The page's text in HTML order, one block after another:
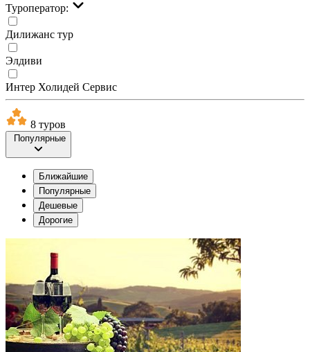
Туроператор:
Дилижанс тур
Элдиви
Интер Холидей Сервис
8 туров
Популярные
Ближайшие
Популярные
Дешевые
Дорогие